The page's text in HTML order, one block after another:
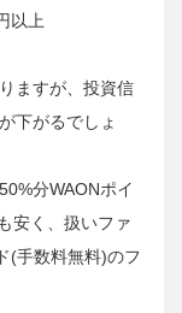
以上
ますが、投資信
下がるでしょ
分WAONポイ
安く、扱いファ
(手数料無料)のフ